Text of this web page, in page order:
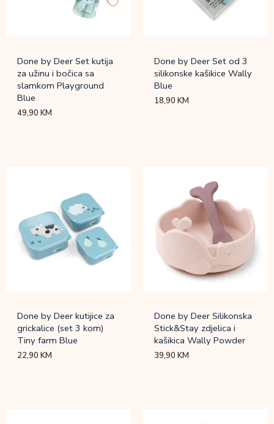
Done by Deer Set kutija
za užinu i bočica sa
slamkom Playground
Blue
49,90KM
Done by Deer Set od 3
silikonske kašikice Wally
Blue
18,90KM
Done by Deer kutijice za
grickalice (set 3 kom)
Tiny farm Blue
22,90KM
Done by Deer Silikonska
Stick&Stay zdjelica i
kašikica Wally Powder
39,90KM